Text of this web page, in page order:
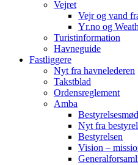
Vejret
Vejr og vand
Yr.no og
Turistinformation
Havneguide
Fastliggere
Nyt fra havnelederen
Takstblad
Ordensreglement
Amba
Nyt fra
Bestyrelsen
Vision –